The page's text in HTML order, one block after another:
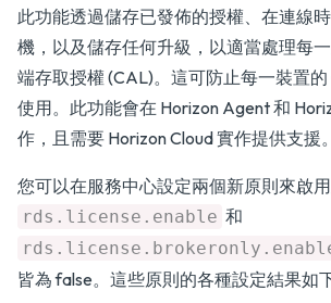
此功能透過儲存已發佈的授權、在連線
機，以及儲存任何升級，以適當處理每
端存取授權 (CAL)。這可防止每一裝置
使用。此功能會在 Horizon Agent 和
作，且需要 Horizon Cloud 實作提供支援。
您可以在服務中心設定兩個新原則來啟用
rds.license.enable 和
皆為 false。這些原則的各種設定結果如